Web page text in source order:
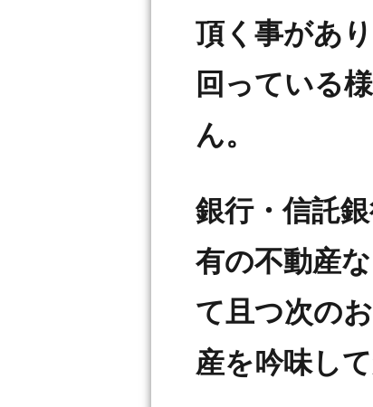
頂く事があ
回っている
ん。
銀行・信託
有の不動産
て且つ次の
産を吟味し